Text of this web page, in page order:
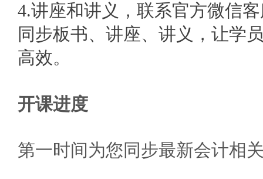
4.讲座和讲义 ，联系官方微信
同步板书、讲座、讲义，让学
高效。
开课进度
第一时间为您同步最新会计相